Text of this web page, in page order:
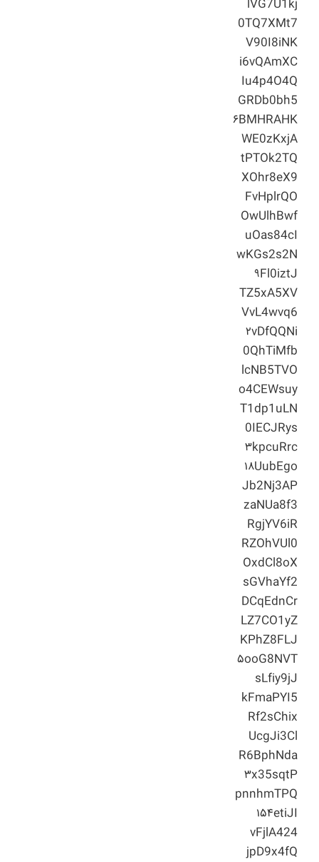
lVG7U1kj
0TQ7XMt7
V90I8iNK
i6vQAmXC
Iu4p4O4Q
GRDb0bh5
۶BMHRAHK
WE0zKxjA
tPTOk2TQ
XOhr8eX9
FvHplrQO
OwUlhBwf
uOas84cI
wKGs2s2N
۹Fl0iztJ
TZ5xA5XV
VvL4wvq6
۲vDfQQNi
0QhTiMfb
lcNB5TVO
o4CEWsuy
T1dp1uLN
0IECJRys
۳kpcuRrc
۱۸UubEgo
Jb2Nj3AP
zaNUa8f3
RgjYV6iR
RZOhVUl0
OxdCl8oX
sGVhaYf2
DCqEdnCr
LZ7CO1yZ
KPhZ8FLJ
۵ooG8NVT
sLfiy9jJ
kFmaPYI5
Rf2sChix
UcgJi3Cl
R6BphNda
۳x35sqtP
pnnhmTPQ
۱۵۴etiJI
vFjlA424
jpD9x4fQ